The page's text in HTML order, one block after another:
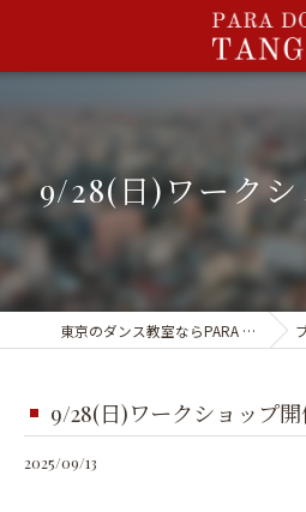
9/28(日)ワークシ
東京のダンス教室ならPARA DOS TANGO ブ
9/28(日)ワークショップ開
2025/09/13